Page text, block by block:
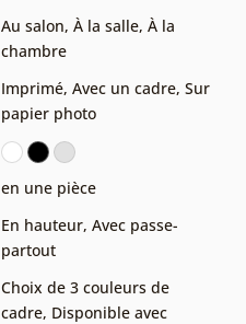
Au salon, À la salle, À la
chambre
Imprimé, Avec un cadre, Sur
papier photo
en une pièce
En hauteur, Avec passe-
partout
Choix de 3 couleurs de
cadre, Disponible avec